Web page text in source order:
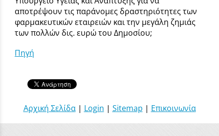
αποτρέψουν τις παράνομες δραστηριότητες των
φαρμακευτικών εταιρειών και την μεγάλη ζημιάς
των πολλών δις. ευρώ του Δημοσίου;
Πηγή
Αρχική Σελίδα| Login | Sitemap | Επικοινωνία